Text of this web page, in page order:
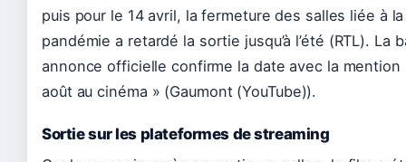
puis pour le 14 avril, la fermeture des salles liée à la
pandémie a retardé la sortie jusqu’à l’été (RTL). La
annonce officielle confirme la date avec la mention
août au cinéma » (Gaumont (YouTube)).
Sortie sur les plateformes de streaming